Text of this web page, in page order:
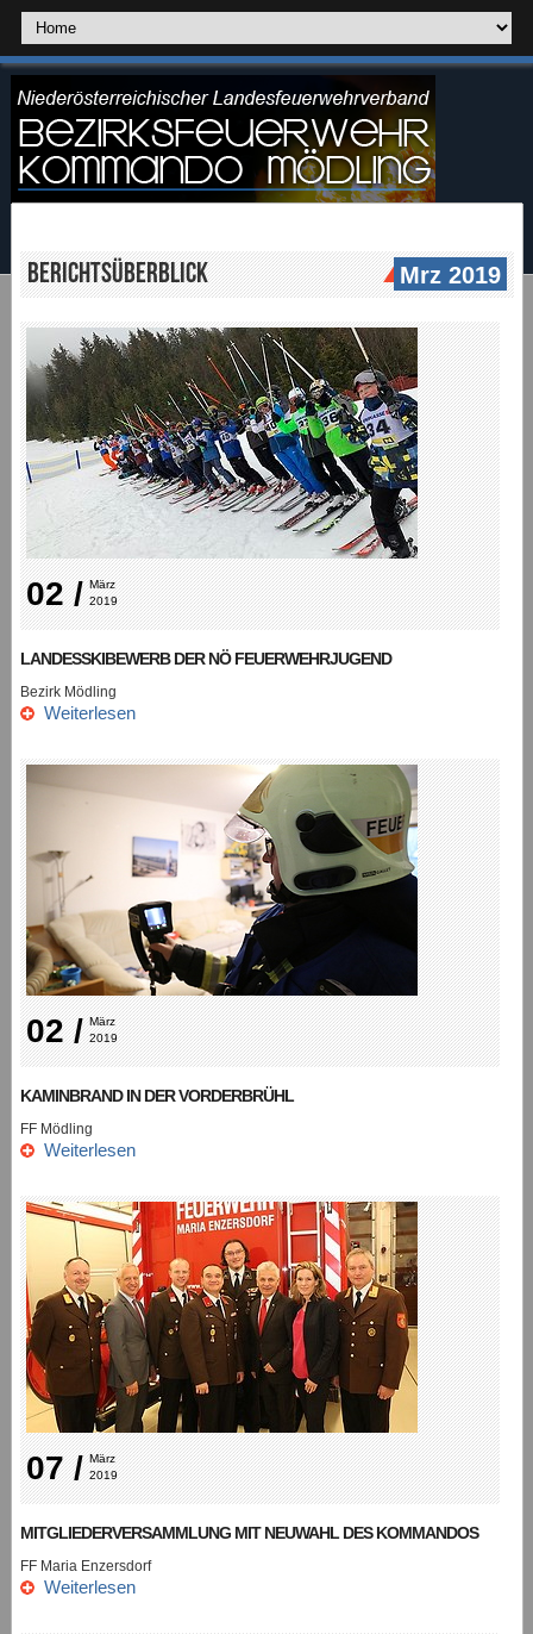
Berichtsüberblick Mrz 2019
02 / März
2019
LANDESSKIBEWERB DER NÖ FEUERWEHRJUGEND
Bezirk Mödling
Weiterlesen
02 / März
2019
KAMINBRAND IN DER VORDERBRÜHL
FF Mödling
Weiterlesen
07 / März
2019
MITGLIEDERVERSAMMLUNG MIT NEUWAHL DES KOMMANDOS
FF Maria Enzersdorf
Weiterlesen